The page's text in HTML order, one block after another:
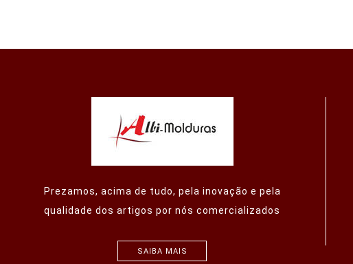
Prezamos, acima de tudo, pela inovação e pela
qualidade dos artigos por nós comercializados
SAIBA MAIS